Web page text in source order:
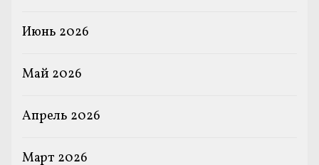
Июнь 2026
Май 2026
Апрель 2026
Март 2026